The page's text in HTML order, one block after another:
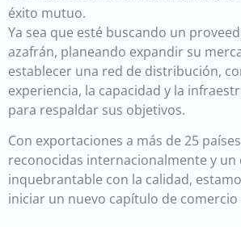
éxito mutuo.
Ya sea que esté buscando un
azafrán, planeando expandir su
establecer una red de distribución,
experiencia, la capacidad y la
para respaldar sus objetivos.
Con exportaciones a más de 25
reconocidas internacionalmente y
inquebrantable con la calidad,
iniciar un nuevo capítulo de